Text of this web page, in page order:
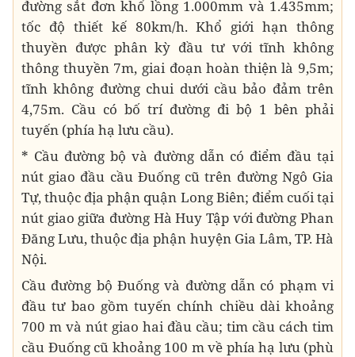
đường sắt đơn khổ lồng 1.000mm và 1.435mm;
tốc độ thiết kế 80km/h. Khổ giới hạn thông
thuyền được phân kỳ đầu tư với tĩnh không
thông thuyền 7m, giai đoạn hoàn thiện là 9,5m;
tĩnh không đường chui dưới cầu bảo đảm trên
4,75m. Cầu có bố trí đường đi bộ 1 bên phải
tuyến (phía hạ lưu cầu).
* Cầu đường bộ và đường dẫn có điểm đầu tại
nút giao đầu cầu Đuống cũ trên đường Ngô Gia
Tự, thuộc địa phận quận Long Biên; điểm cuối tại
nút giao giữa đường Hà Huy Tập với đường Phan
Đăng Lưu, thuộc địa phận huyện Gia Lâm, TP. Hà
Nội.
Cầu đường bộ Đuống và đường dẫn có phạm vi
đầu tư bao gồm tuyến chính chiều dài khoảng
700 m và nút giao hai đầu cầu; tim cầu cách tim
cầu Đuống cũ khoảng 100 m về phía hạ lưu (phù